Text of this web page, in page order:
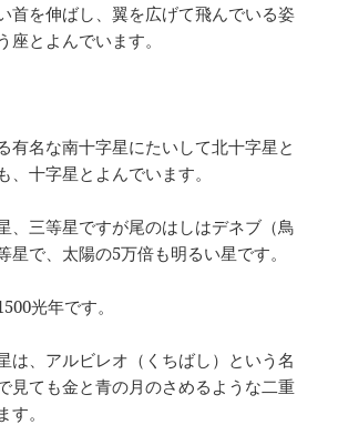
首を伸ばし、翼を広げて飛んでいる姿
座とよんでいます。
有名な南十字星にたいして北十字星と
、十字星とよんでいます。
、三等星ですが尾のはしはデネブ（鳥
星で、太陽の5万倍も明るい星です。
光年です。
は、アルビレオ（くちばし）という名
見ても金と青の月のさめるような二重
。